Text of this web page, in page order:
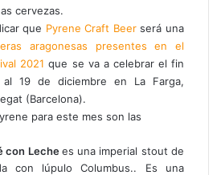
cervezas.
que Pyrene Craft Beerserá una
aragonesas presentes en el
2021 que se va a celebrar el fin
19 de diciembre en La Farga,
(Barcelona).
para este mes son las
con Lechees una imperial stout de
con lúpulo Columbus.. Es una